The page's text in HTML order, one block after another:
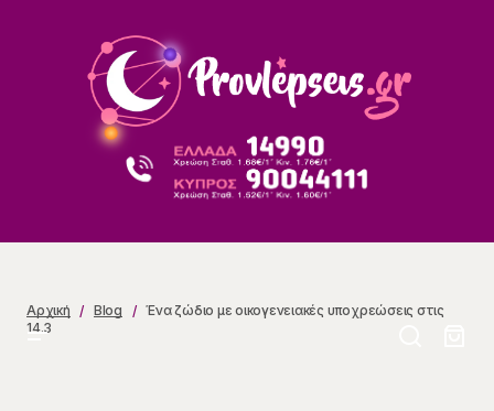
Αρχική Blog
Ένα ζώδιο με οικογενειακές υποχρεώσεις στις
14.3